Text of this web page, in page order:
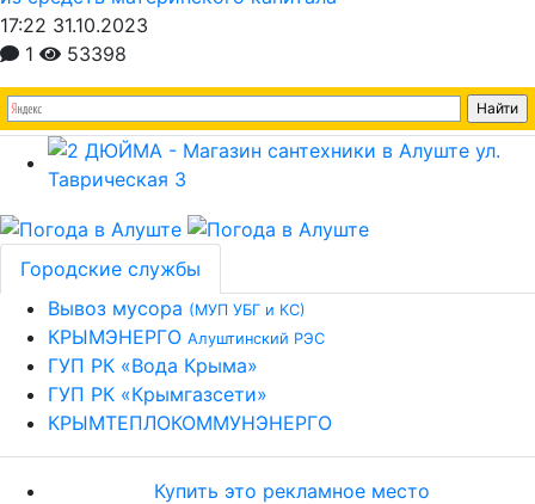
17:22 31.10.2023
1
53398
Городские службы
Вывоз мусора (МУП УБГ и КС)
КРЫМЭНЕРГО Алуштинский РЭС
ГУП РК «Вода Крыма»
ГУП РК «Крымгазсети»
КРЫМТЕПЛОКОММУНЭНЕРГО
Купить это рекламное место